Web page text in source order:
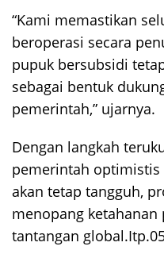
“Kami memastikan
beroperasi secara
pupuk bersubsidi
sebagai bentuk
pemerintah,” ujarnya.
Dengan langkah
pemerintah
akan tetap tangguh,
menopang ketahanan
tantangan